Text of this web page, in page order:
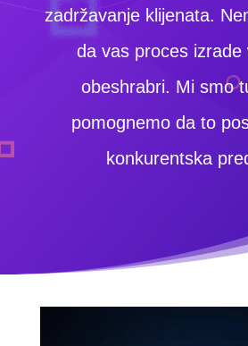
zadržavanje klijenata.
da vas proces izrade
obeshrabri. Mi smo
pomognemo da to
konkurentska